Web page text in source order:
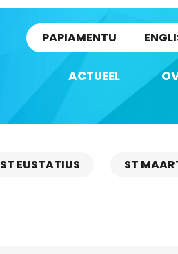
PAPIAMENTU
ACTUEEL
ST EUSTATIUS ST